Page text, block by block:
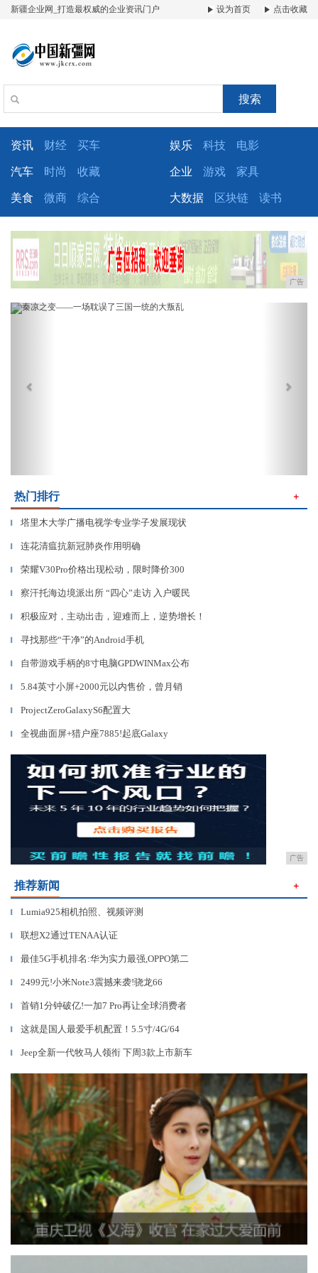
新疆企业网_打造最权威的企业资讯门户 设为首页 点击收藏
搜索
资讯 财经 买车 娱乐 科技 电影
汽车 时尚 收藏 企业 游戏 家具
美食 微商 综合 大数据 区块链 读书
广告
Previous
热门排行 ＋
▎ 塔里木大学广播电视学专业学子发展现状
▎ 连花清瘟抗新冠肺炎作用明确
▎ 荣耀V30Pro价格出现松动，限时降价300
▎ 察汗托海边境派出所 “四心”走访 入户暖民
▎ 积极应对，主动出击，迎难而上，逆势增长！
▎ 寻找那些“干净”的Android手机
▎ 自带游戏手柄的8寸电脑GPDWINMax公布
▎ 5.84英寸小屏+2000元以内售价，曾月销
▎ ProjectZeroGalaxyS6配置大
▎ 全视曲面屏+猎户座7885!起底Galaxy
广告
推荐新闻 ＋
▎ Lumia925相机拍照、视频评测
▎ 联想X2通过TENAA认证
▎ 最佳5G手机排名:华为实力最强,OPPO第二
▎ 2499元!小米Note3震撼来袭!骁龙66
▎ 首销1分钟破亿!一加7 Pro再让全球消费者
▎ 这就是国人最爱手机配置！5.5寸/4G/64
▎ Jeep全新一代牧马人领衔 下周3款上市新车